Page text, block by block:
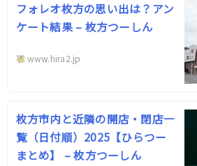
フォレオ枚方の思い出は？アン
ケート結果 – 枚方つーしん
www.hira2.jp
枚方市内と近隣の開店・閉店一
覧（日付順）2025【ひらつー
まとめ】 – 枚方つーしん